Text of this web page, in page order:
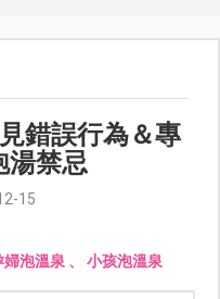
錯誤行為＆專
湯禁忌
15
婦泡溫泉 、 小孩泡溫泉